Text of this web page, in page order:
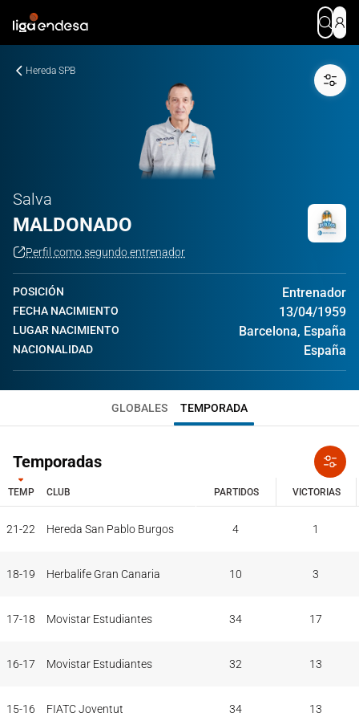
Hereda SPB
Salva
MALDONADO
Perfil como segundo entrenador
POSICIÓN Entrenador
FECHA NACIMIENTO 13/04/1959
LUGAR NACIMIENTO Barcelona, España
NACIONALIDAD España
GLOBALES TEMPORADA
Temporadas
TEMP CLUB PARTIDOS VICTORIAS
21-22 Hereda San Pablo Burgos 4 1
18-19 Herbalife Gran Canaria 10 3
17-18 Movistar Estudiantes 34 17
16-17 Movistar Estudiantes 32 13
15-16 FIATC Joventut 34 13